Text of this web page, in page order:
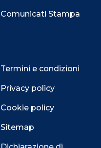
Comunicati Stampa
Termini e condizioni
Privacy policy
Cookie policy
Sitemap